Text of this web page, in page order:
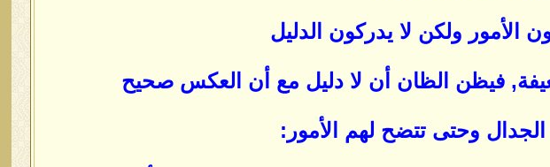
الأمور ولكن لا يدركون الدليل
فيظن الظان أن لا دليل مع أن العكس صحيح
وحتى تتضح لهم الأمور: